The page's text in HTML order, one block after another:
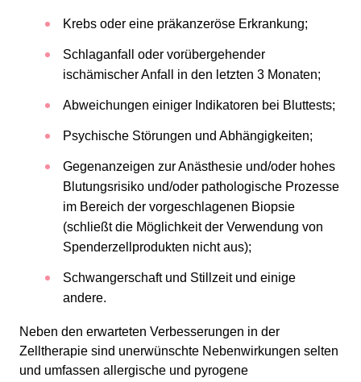
Krebs oder eine präkanzeröse Erkrankung;
Schlaganfall oder vorübergehender
ischämischer Anfall in den letzten 3 Monaten;
Abweichungen einiger Indikatoren bei Bluttests;
Psychische Störungen und Abhängigkeiten;
Gegenanzeigen zur Anästhesie und/oder hohes
Blutungsrisiko und/oder pathologische Prozesse
im Bereich der vorgeschlagenen Biopsie
(schließt die Möglichkeit der Verwendung von
Spenderzellprodukten nicht aus);
Schwangerschaft und Stillzeit und einige
andere.
Neben den erwarteten Verbesserungen in der
Zelltherapie sind unerwünschte Nebenwirkungen selten
und umfassen allergische und pyrogene